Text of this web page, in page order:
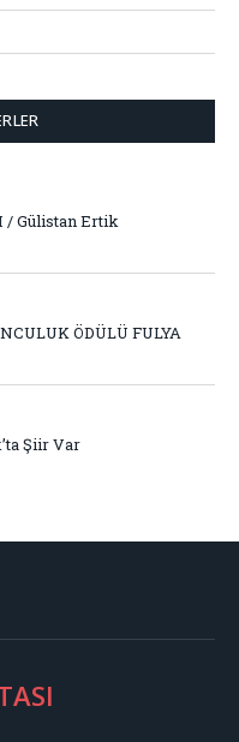
/ Gülistan Ertik
ÖDÜLÜ FULYA
Şiir Var